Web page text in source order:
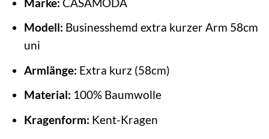
Modell: Businesshemd extra kurzer Arm 58cm
uni
Armlänge: Extra kurz (58cm)
Material: 100% Baumwolle
Kragenform: Kent-Kragen